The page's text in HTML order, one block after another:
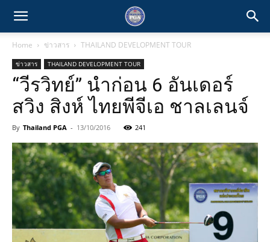
Home ข่าวสาร THAILAND DEVELOPMENT TOUR
ข่าวสาร THAILAND DEVELOPMENT TOUR
“วีรวิทย์” นำก่อน 6 อันเดอร์
สวิง สิงห์ ไทยพีจีเอ ชาลเลนจ์
By Thailand PGA - 13/10/2016 241